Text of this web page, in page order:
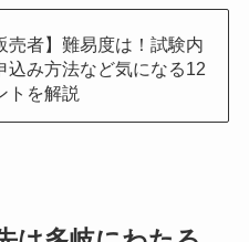
売者】難易度は！試験内
込み方法など気になる12
トを解説